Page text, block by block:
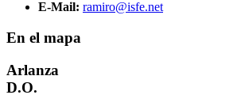
E-Mail: ramiro@isfe.net
En el mapa
Arlanza
D.O.